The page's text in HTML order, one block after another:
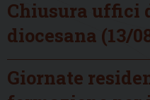
Chiusura uffici
diocesana (13/
Giornate